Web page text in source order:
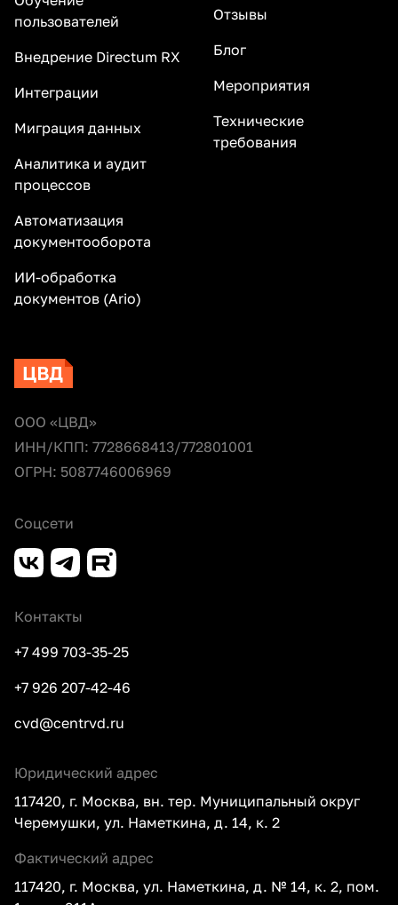
пользователей
Внедрение Directum RX
Интеграции
Миграция данных
Аналитика и аудит
процессов
Автоматизация
документооборота
ИИ-обработка
документов (Ario)
Отзывы
Блог
Мероприятия
Технические
требования
ООО «ЦВД»
ИНН/КПП: 7728668413/772801001
ОГРН: 5087746006969
Соцсети
Контакты
+7 499 703-35-25
+7 926 207-42-46
cvd@centrvd.ru
Юридический адрес
117420, г. Москва, вн. тер. Муниципальный округ
Черемушки, ул. Наметкина, д. 14, к. 2
Фактический адрес
117420, г. Москва, ул. Наметкина, д. № 14, к. 2, пом.